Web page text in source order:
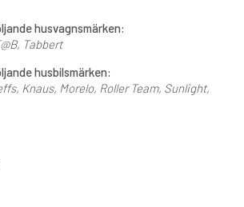
husvagnsmärken:
Tabbert
husbilsmärken:
Knaus Morelo Roller Team Sunlight